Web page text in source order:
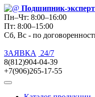
Подшипник-эксперт
Пн–Чт: 8:00–16:00
Пт: 8:00–15:00
Сб, Вс - по
ЗАЯВКА
24/7
8(812)904-04-39
+7(906)265-17-55